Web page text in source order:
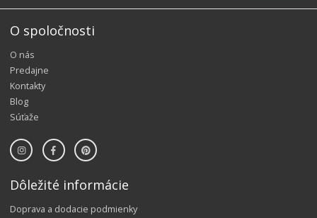
O spoločnosti
O nás
Predajne
Kontakty
Blog
Súťaže
Dôležité informácie
Doprava a dodacie podmienky